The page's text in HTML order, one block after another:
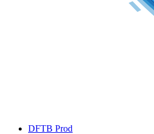
DFTB Prod